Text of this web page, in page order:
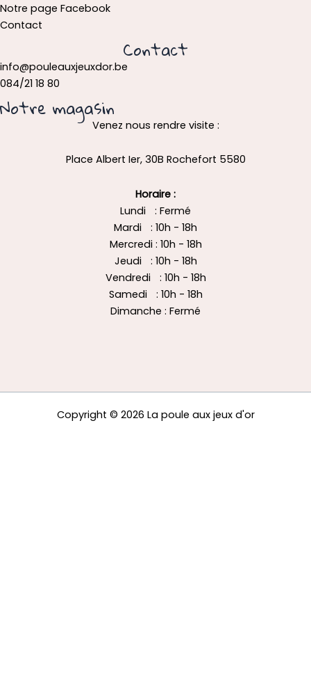
Notre page Facebook
Contact
Contact
info@pouleauxjeuxdor.be
084/21 18 80
Notre magasin
Venez nous rendre visite :
Place Albert Ier, 30B Rochefort 5580
Horaire :
Lundi : Fermé
Mardi : 10h - 18h
Mercredi : 10h - 18h
Jeudi : 10h - 18h
Vendredi : 10h - 18h
Samedi : 10h - 18h
Dimanche : Fermé
Copyright © 2026 La poule aux jeux d'or